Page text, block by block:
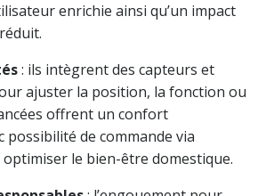
enrichie ainsi qu’un impact
: ils intègrent des capteurs et
ajuster la position, la fonction ou
offrent un confort
possibilité de commande via
le bien-être domestique.